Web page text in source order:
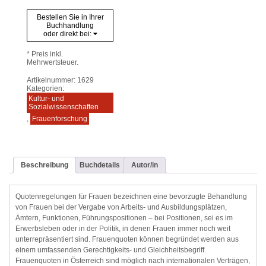
Bestellen Sie in Ihrer
Buchhandlung
oder direkt bei:
* Preis inkl.
Mehrwertsteuer.
Artikelnummer: 1629
Kategorien:
Kultur- und
Sozialwissenschaften
Frauenforschung
Beschreibung Buchdetails Autor/in
Quotenregelungen für Frauen bezeichnen eine bevorzugte Behandlung
von Frauen bei der Vergabe von Arbeits- und Ausbildungsplätzen,
Ämtern, Funktionen, Führungspositionen – bei Positionen, sei es im
Erwerbsleben oder in der Politik, in denen Frauen immer noch weit
unterrepräsentiert sind. Frauenquoten können begründet werden aus
einem umfassenden Gerechtigkeits- und Gleichheitsbegriff.
Frauenquoten in Österreich sind möglich nach internationalen Verträgen,